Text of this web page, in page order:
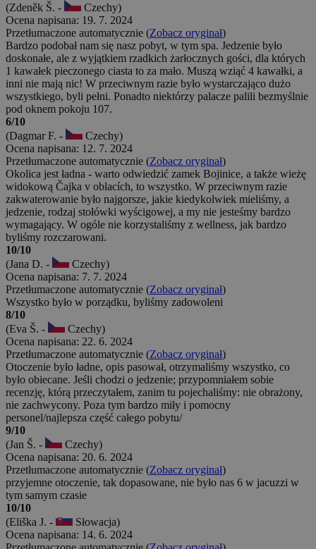
(Zdeněk Š. -
Czechy)
Ocena napisana: 19. 7. 2024
Przetłumaczone automatycznie (Zobacz oryginał)
Bardzo podobał nam się nasz pobyt, w tym spa. Jedzenie było
doskonałe, ale z wyjątkiem rzadkich żarłocznych gości, dla których
1 kawałek pieczonego ciasta to za mało. Muszą wziąć 4 kawałki, a
inni nie mają nic! W przeciwnym razie było wystarczająco dużo
wszystkiego, byli pełni. Ponadto niektórzy palacze palili bezmyślnie
pod oknem pokoju 107.
6/10
(Dagmar F. -
Czechy)
Ocena napisana: 12. 7. 2024
Przetłumaczone automatycznie (Zobacz oryginał)
Okolica jest ładna - warto odwiedzić zamek Bojinice, a także wieżę
widokową Čajka v oblacích, to wszystko. W przeciwnym razie
zakwaterowanie było najgorsze, jakie kiedykolwiek mieliśmy, a
jedzenie, rodzaj stołówki wyścigowej, a my nie jesteśmy bardzo
wymagający. W ogóle nie korzystaliśmy z wellness, jak bardzo
byliśmy rozczarowani.
10/10
(Jana D. -
Czechy)
Ocena napisana: 7. 7. 2024
Przetłumaczone automatycznie (Zobacz oryginał)
Wszystko było w porządku, byliśmy zadowoleni
8/10
(Eva Š. -
Czechy)
Ocena napisana: 22. 6. 2024
Przetłumaczone automatycznie (Zobacz oryginał)
Otoczenie było ładne, opis pasował, otrzymaliśmy wszystko, co
było obiecane. Jeśli chodzi o jedzenie; przypomniałem sobie
recenzję, którą przeczytałem, zanim tu pojechaliśmy: nie obrażony,
nie zachwycony. Poza tym bardzo miły i pomocny
personel/najlepsza część całego pobytu/
9/10
(Jan Š. -
Czechy)
Ocena napisana: 20. 6. 2024
Przetłumaczone automatycznie (Zobacz oryginał)
przyjemne otoczenie, tak dopasowane, nie było nas 6 w jacuzzi w
tym samym czasie
10/10
(Eliška J. -
Słowacja)
Ocena napisana: 14. 6. 2024